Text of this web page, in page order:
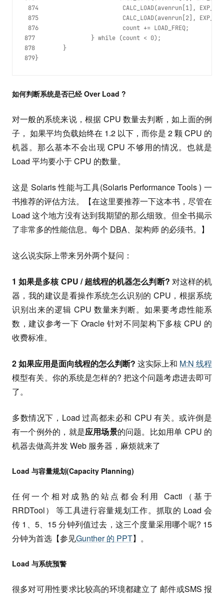
874                        CALC_LOAD(avenrun[1], EXP_5,
875                        CALC_LOAD(avenrun[2],
876                        count += LOAD_FREQ;
877                } while (count < 0);
878        }
879}
如何判断系统是否已经 Over Load ?
对一般的系统来说，根据 CPU 数量去判断，如上面的例
子， 如果平均负载始终在 1.2 以下，而你是 2 颗 CPU 的
机器。那么基本不会出现 CPU 不够用的情况。也就是
Load 平均要小于 CPU 的数量。
这是 Solaris 性能与工具(Solaris Performance Tools ) 一
书推荐的评估方法。【在这里要推荐一下这本书，尽管在
Load 这个地方没有达到我期望的那么细致。但全书揭示
了非常多的性能信息。每个 DBA、架构师 的必须书。】
这么说实际上带来另外两个疑问：
1 如果是多核 CPU / 超线程的机器怎么判断? 对这样的机
器，我的建议是看操作系统怎么识别的 CPU，根据系统
识别出来的逻辑 CPU 数量来判断。如果要考虑性能系
数，建议参考一下 Oracle 针对不同架构下多核 CPU 的
收费标准。
2 如果应用是面向线程的怎么判断? 这实际上和 M:N 线程
模型有关。你的系统是怎样的? 把这个问题考虑进去即可
了。
多数情况下，Load 过高都未必和 CPU 有关。或许倒是
有一个例外的，就是应用场景的问题。比如用单 CPU 的
机器去做高并发 Web 服务器，麻烦就来了
Load 与容量规划(Capacity Planning)
任何一个相对成熟的站点都会利用 Cacti（基于
RRDTool） 等工具进行容量规划工作。抓取的 Load 会
传 1、5、15 分钟列值过去，这三个度量采用哪个呢? 15
分钟为首选【参见Gunther 的 PPT】。
Load 与系统预警
很多对可用性要求比较高的环境都建立了 邮件或SMS 报